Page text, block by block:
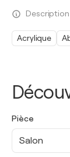
Pièce
Salon
Acrylique